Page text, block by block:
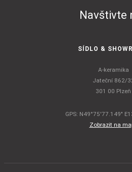
Navštivte
SÍDLO &
A-keramika
Jateční 862/
301 00 Plzeň
GPS: N49°75'77.149"
Zobrazit na